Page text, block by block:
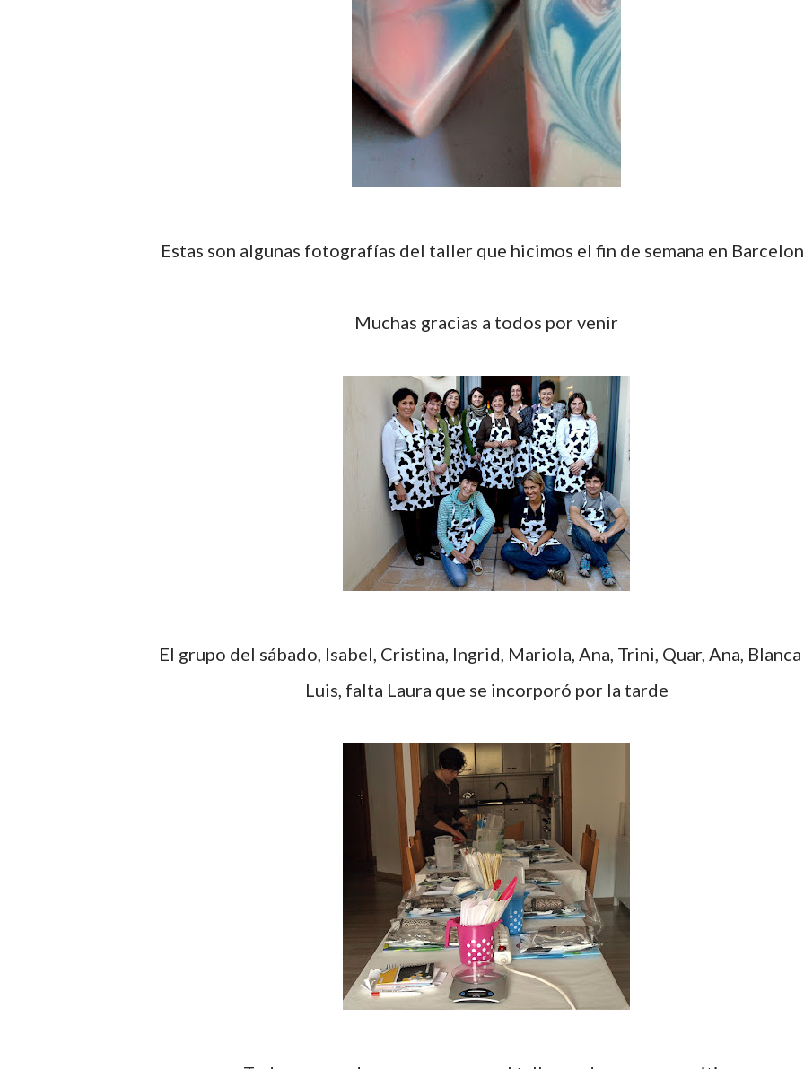
Estas son algunas fotografías del taller que hicimos el fin de semana en
Muchas gracias a todos por venir
El grupo del sábado, Isabel, Cristina, Ingrid, Mariola, Ana, Trini, Quar, Ana, Blanca y
Luis, falta Laura que se incorporó por la tarde